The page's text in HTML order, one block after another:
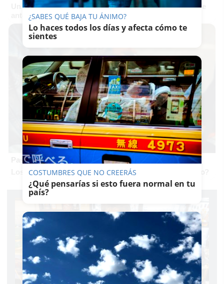
Un verdadero MMORPG de la vieja escuela ¡Cómo los de
antes, pero mejor!
Pasaportes que abren puertas
Los pasaportes más poderosos del mundo, ¿está el tuyo?
¿SABES QUÉ BAJA TU ÁNIMO?
Lo haces todos los días y afecta cómo te
sientes
COSTUMBRES QUE NO CREERÁS
¿Qué pensarías si esto fuera normal en tu
país?